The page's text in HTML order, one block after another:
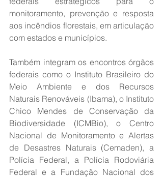
monitoramento, prevenção e resposta
aos incêndios florestais, em articulação
com estados e municípios.
Também integram os encontros órgãos
federais como o Instituto Brasileiro do
Meio Ambiente e dos Recursos
Naturais Renováveis (Ibama), o Instituto
Chico Mendes de Conservação da
Biodiversidade (ICMBio), o Centro
Nacional de Monitoramento e Alertas
de Desastres Naturais (Cemaden), a
Polícia Federal, a Polícia Rodoviária
Federal e a Fundação Nacional dos